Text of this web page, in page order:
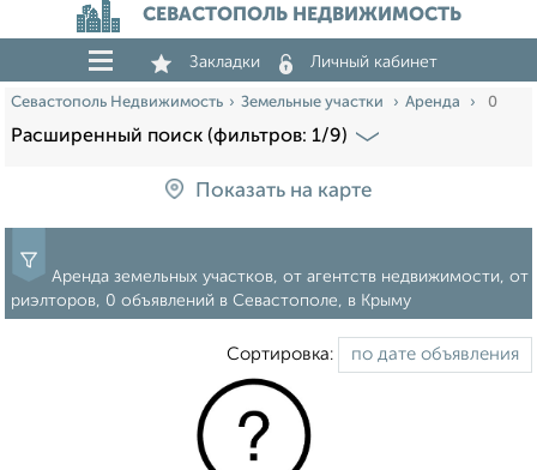
СЕВАСТОПОЛЬ НЕДВИЖИМОСТЬ
Закладки Личный кабинет
Севастополь Недвижимость Земельные участки Аренда 0
Расширенный поиск (фильтров: 1/9)
Показать на карте
Аренда земельных участков, от агентств недвижимости, от
риэлторов, 0 объявлений в Севастополе, в Крыму
Сортировка: